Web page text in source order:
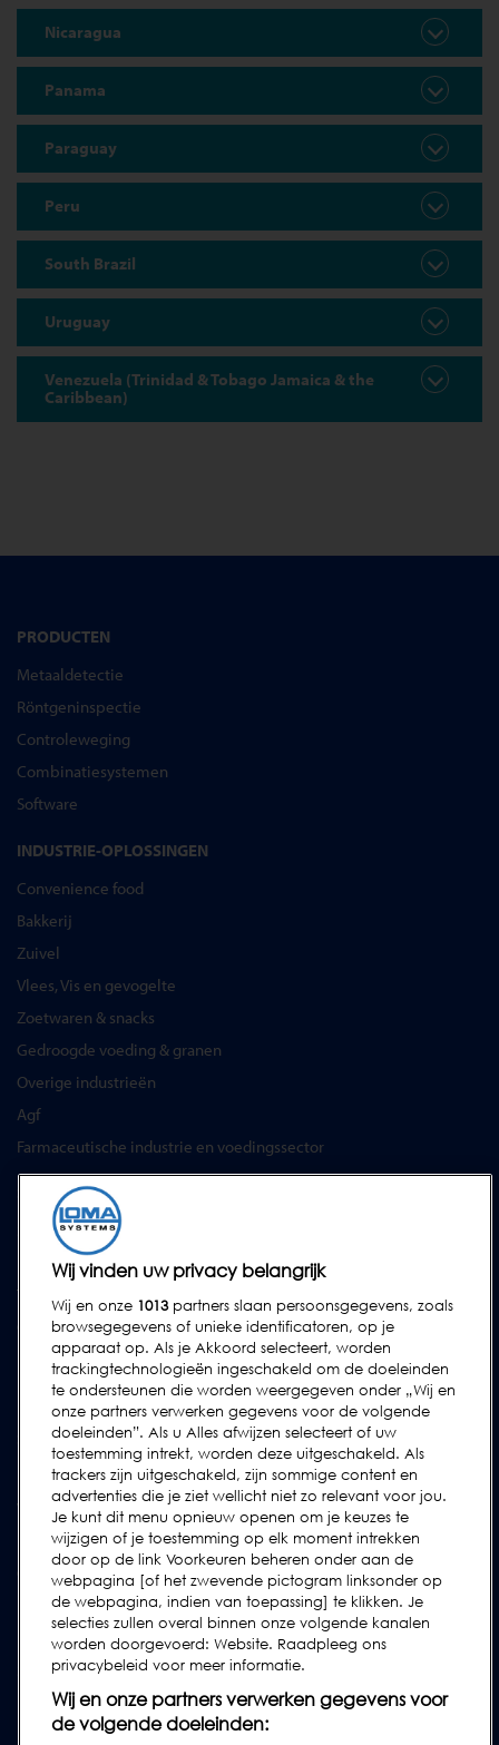
Nicaragua
Panama
Paraguay
Peru
South Brazil
Uruguay
Venezuela (Trinidad & Tobago Jamaica & the
Caribbean)
PRODUCTEN
Metaaldetectie
Röntgeninspectie
Controleweging
Combinatiesystemen
Software
INDUSTRIE-OPLOSSINGEN
Convenience food
Bakkerij
Zuivel
Vlees, Vis en gevogelte
Zoetwaren & snacks
Gedroogde voeding & granen
Overige industrieën
Agf
Farmaceutische industrie en voedingssector
SERVICES
Service Contracten
Reserve-onderdelen
Test Samples
Opleidingscentrum
Upgrades
SUPPORT
Neem contact met ons op
Verzoek Voor Ondersteuning Indienen
Gebruikershandleidingen
Industrierichtlijnen
Legacy Producten
Subscribe to our Newsletter
Wij vinden uw privacy belangrijk
Wij en onze 1013partners slaan persoonsgegevens, zoals
browsegegevens of unieke identificatoren, op je
apparaat op. Als je Akkoord selecteert, worden
trackingtechnologieën ingeschakeld om de doeleinden
te ondersteunen die worden weergegeven onder „Wij en
onze partners verwerken gegevens voor de volgende
doeleinden”. Als u Alles afwijzen selecteert of uw
toestemming intrekt, worden deze uitgeschakeld. Als
trackers zijn uitgeschakeld, zijn sommige content en
advertenties die je ziet wellicht niet zo relevant voor jou.
Je kunt dit menu opnieuw openen om je keuzes te
wijzigen of je toestemming op elk moment intrekken
door op de link Voorkeuren beheren onder aan de
webpagina [of het zwevende pictogram linksonder op
de webpagina, indien van toepassing] te klikken. Je
selecties zullen overal binnen onze volgende kanalen
worden doorgevoerd: Website. Raadpleeg ons
privacybeleid voor meer informatie.
Wij en onze partners verwerken gegevens voor
de volgende doeleinden: